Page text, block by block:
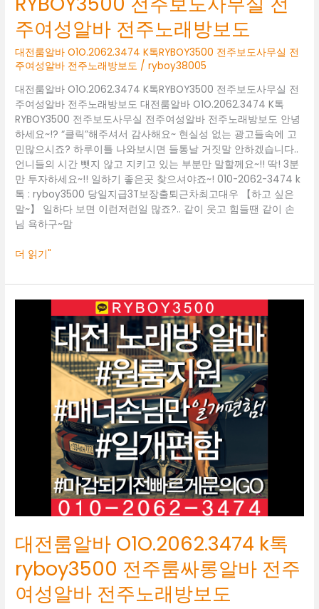
주여성알바 전주노래방보도
대전룸알바 O1O.2062.3474 K톡RYBOY3500 전주보도사무실 전
주여성알바 전주노래방보도 /ryboy38005
대전룸알바 O1O.2062.3474 K톡RYBOY3500 전주보도사무실 전
주여성알바 전주노래방보도 대전룸알바 O1O.2062.3474 K톡
RYBOY3500 전주보도사무실 전주여성알바 전주노래방보도 안녕
하세요~!? “클릭”해주셔서 감사해요~ 현실성 없는 광고들속에 고
민많으시죠? 하루이틀 나와보시면 들통날 거짓말 안하겠습니다..
언니들의 시간 뺏지 않고 지키고 있는 부분만 말할께요~!! 딱! 3분
만 투자하세요~!! 일하기 좋은곳 찾으셔야죠~! 010-2062-3474 k
톡 : ryboy3500 당일지급3T보장출퇴근차최고대우 【하고 싶은
말~】 일하다 보면 이런저런일 많죠?.. 같이 웃고 힘들땐 같이 손
님 욕하구~맘
여
성
알
바
전
주
노
래
방
보
도
더 읽기"
대전룸알바 O1O.2062.3474 k톡
ryboy3500 전주룸싸롱알바 전주
여성알바 전주노래방보도
O1O.2062.3474
ryboy3500
알
전
여
성